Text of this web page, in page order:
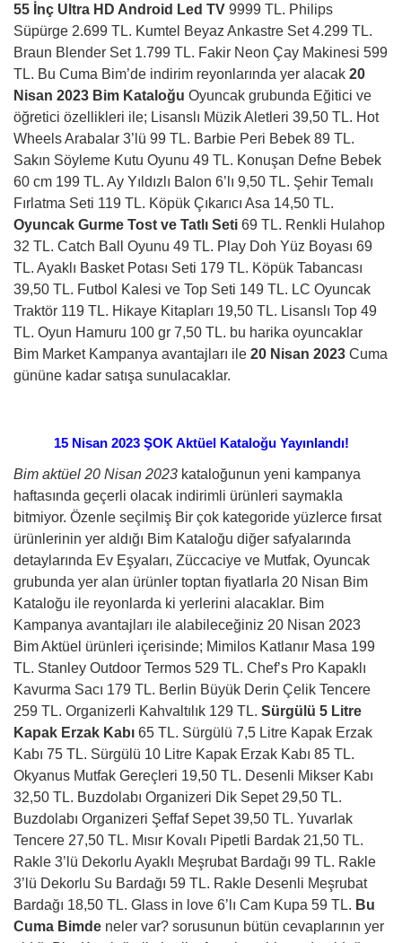
55 İnç Ultra HD Android Led TV 9999 TL. Philips
Süpürge 2.699 TL. Kumtel Beyaz Ankastre Set 4.299 TL.
Braun Blender Set 1.799 TL. Fakir Neon Çay Makinesi 599
TL. Bu Cuma Bim’de indirim reyonlarında yer alacak 20
Nisan 2023 Bim Kataloğu Oyuncak grubunda Eğitici ve
öğretici özellikleri ile; Lisanslı Müzik Aletleri 39,50 TL. Hot
Wheels Arabalar 3’lü 99 TL. Barbie Peri Bebek 89 TL.
Sakın Söyleme Kutu Oyunu 49 TL. Konuşan Defne Bebek
60 cm 199 TL. Ay Yıldızlı Balon 6’lı 9,50 TL. Şehir Temalı
Fırlatma Seti 119 TL. Köpük Çıkarıcı Asa 14,50 TL.
Oyuncak Gurme Tost ve Tatlı Seti 69 TL. Renkli Hulahop
32 TL. Catch Ball Oyunu 49 TL. Play Doh Yüz Boyası 69
TL. Ayaklı Basket Potası Seti 179 TL. Köpük Tabancası
39,50 TL. Futbol Kalesi ve Top Seti 149 TL. LC Oyuncak
Traktör 119 TL. Hikaye Kitapları 19,50 TL. Lisanslı Top 49
TL. Oyun Hamuru 100 gr 7,50 TL. bu harika oyuncaklar
Bim Market Kampanya avantajları ile 20 Nisan 2023 Cuma
gününe kadar satışa sunulacaklar.
15 Nisan 2023 ŞOK Aktüel Kataloğu Yayınlandı!
Bim aktüel 20 Nisan 2023 kataloğunun yeni kampanya
haftasında geçerli olacak indirimli ürünleri saymakla
bitmiyor. Özenle seçilmiş Bir çok kategoride yüzlerce fırsat
ürünlerinin yer aldığı Bim Kataloğu diğer safyalarında
detaylarında Ev Eşyaları, Züccaciye ve Mutfak, Oyuncak
grubunda yer alan ürünler toptan fiyatlarla 20 Nisan Bim
Kataloğu ile reyonlarda ki yerlerini alacaklar. Bim
Kampanya avantajları ile alabileceğiniz 20 Nisan 2023
Bim Aktüel ürünleri içerisinde; Mimilos Katlanır Masa 199
TL. Stanley Outdoor Termos 529 TL. Chef’s Pro Kapaklı
Kavurma Sacı 179 TL. Berlin Büyük Derin Çelik Tencere
259 TL. Organizerli Kahvaltılık 129 TL. Sürgülü 5 Litre
Kapak Erzak Kabı 65 TL. Sürgülü 7,5 Litre Kapak Erzak
Kabı 75 TL. Sürgülü 10 Litre Kapak Erzak Kabı 85 TL.
Okyanus Mutfak Gereçleri 19,50 TL. Desenli Mikser Kabı
32,50 TL. Buzdolabı Organizeri Dik Sepet 29,50 TL.
Buzdolabı Organizeri Şeffaf Sepet 39,50 TL. Yuvarlak
Tencere 27,50 TL. Mısır Kovalı Pipetli Bardak 21,50 TL.
Rakle 3’lü Dekorlu Ayaklı Meşrubat Bardağı 99 TL. Rakle
3’lü Dekorlu Su Bardağı 59 TL. Rakle Desenli Meşrubat
Bardağı 18,50 TL. Glass in love 6’lı Cam Kupa 59 TL. Bu
Cuma Bimde neler var? sorusunun bütün cevaplarının yer